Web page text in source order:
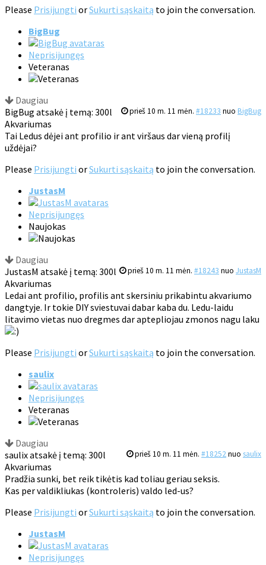
Please Prisijungti orSukurti sąskaitą to join the conversation.
BigBug
Neprisijungęs
Veteranas
Daugiau
prieš 10 m. 11 mėn. #18233 nuo BigBug
BigBug atsakė į temą: 300l
Akvariumas
Tai Ledus dėjei ant profilio ir ant viršaus dar vieną profilį
uždėjai?
Please Prisijungti orSukurti sąskaitą to join the conversation.
JustasM
Neprisijungęs
Naujokas
Daugiau
prieš 10 m. 11 mėn. #18243 nuo JustasM
JustasM atsakė į temą: 300l
Akvariumas
Ledai ant profilio, profilis ant skersiniu prikabintu akvariumo
dangtyje. Ir tokie DIY sviestuvai dabar kaba du. Ledu-laidu
litavimo vietas nuo dregmes dar aptepliojau zmonos nagu laku
Please Prisijungti orSukurti sąskaitą to join the conversation.
saulix
Neprisijungęs
Veteranas
Daugiau
prieš 10 m. 11 mėn. #18252nuo saulix
saulix atsakė į temą: 300l
Akvariumas
Pradžia sunki, bet reik tikėtis kad toliau geriau seksis.
Kas per valdikliukas (kontroleris) valdo led-us?
Please Prisijungti orSukurti sąskaitą to join the conversation.
JustasM
Neprisijungęs